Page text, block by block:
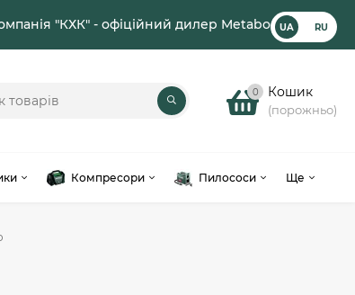
"КХК" - офіційний дилер Metabo UA RU
0 Кошик
(порожньо)
Компресори Пилососи Ще